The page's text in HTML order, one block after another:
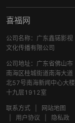
喜福网
公司名称：广东鑫锘影视
文化传播有限公司
公司地址：广东省佛山市
南海区桂城街道南海大道
北57号南海新闻中心大楼
十九层1912室
联系方式
网站地图
用户协议
隐私政